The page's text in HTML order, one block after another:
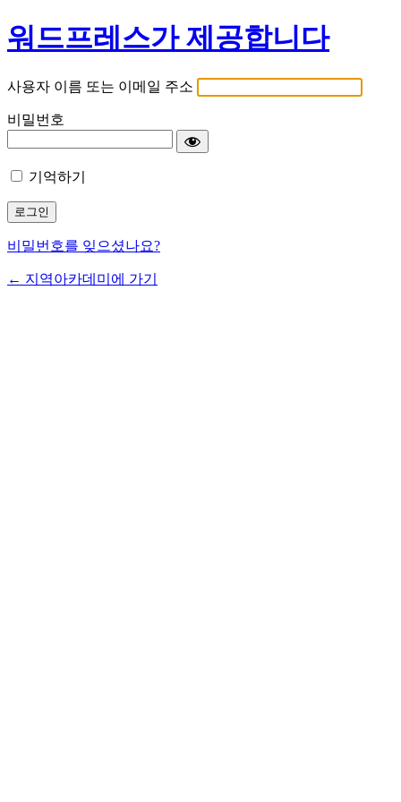
워드프레스가 제공합니다
사용자 이름 또는 이메일 주소
비밀번호
기억하기
비밀번호를 잊으셨나요?
← 지역아카데미에 가기